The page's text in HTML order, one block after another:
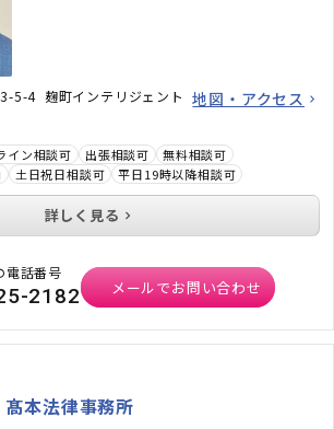
5-4 麹町インテリジェント
地図・アクセス
イン相談可 出張相談可
無料相談可
土日祝日相談可 平日19時以降相談可
詳しく見る
電話番号
2182 メールでお問い合わせ
本法律事務所